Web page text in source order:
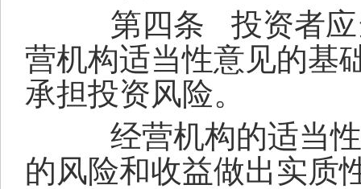
第四条
投资者
营机构适当性意见的基
承担投资风险。
经营机构的适当性
的风险和收益做出实质